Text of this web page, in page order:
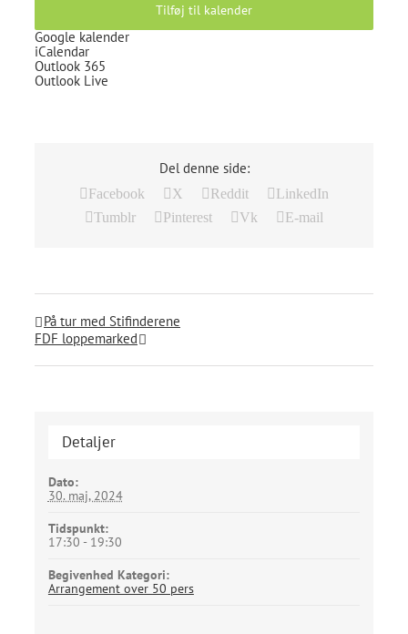
Tilføj til kalender
Google kalender
iCalendar
Outlook 365
Outlook Live
Del denne side:
Facebook X Reddit
LinkedIn
Tumblr
Pinterest Vk E-mail
På tur med Stifinderene
FDF loppemarked
Detaljer
Dato:
30. maj, 2024
Tidspunkt:
17:30 - 19:30
Begivenhed Kategori:
Arrangement over 50 pers